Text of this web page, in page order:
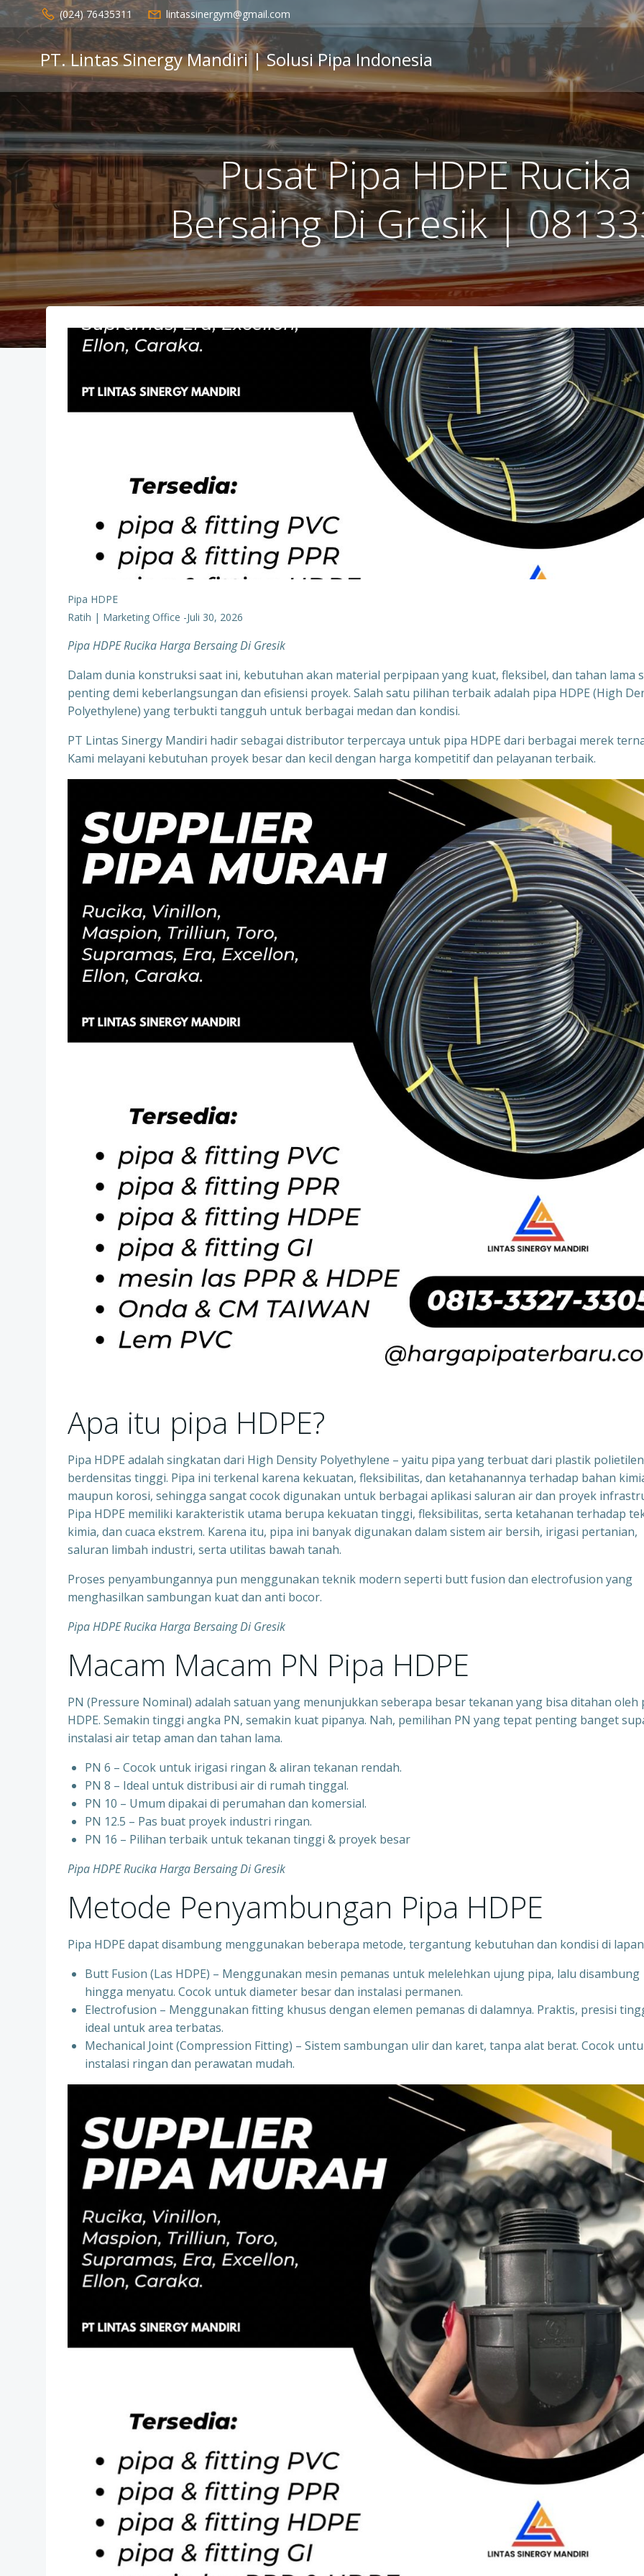
Skip
to
content
(024) 76435311 lintassinergym@gmail.com
PT. Lintas Sinergy Mandiri | Solusi Pipa Indonesia
Pusat Pipa HDPE
Bersaing Di Gresik |
Pipa HDPE
Ratih | Marketing Office -Juli 30, 2026
Pipa HDPE Rucika Harga Bersaing Di Gresik
Dalam dunia konstruksi saat ini, kebutuhan akan material perpipaan yang kuat, fleksibel, dan tahan lama
penting demi keberlangsungan dan efisiensi proyek. Salah satu pilihan terbaik adalah pipa HDPE (High
Polyethylene) yang terbukti tangguh untuk berbagai medan dan kondisi.
PT Lintas Sinergy Mandiri hadir sebagai distributor terpercaya untuk pipa HDPE dari berbagai merek
Kami melayani kebutuhan proyek besar dan kecil dengan harga kompetitif dan pelayanan terbaik.
Apa itu pipa HDPE?
Pipa HDPE adalah singkatan dari High Density Polyethylene – yaitu pipa yang terbuat dari plastik
berdensitas tinggi. Pipa ini terkenal karena kekuatan, fleksibilitas, dan ketahanannya terhadap bahan
maupun korosi, sehingga sangat cocok digunakan untuk berbagai aplikasi saluran air dan proyek
Pipa HDPE memiliki karakteristik utama berupa kekuatan tinggi, fleksibilitas, serta ketahanan terhadap
kimia, dan cuaca ekstrem. Karena itu, pipa ini banyak digunakan dalam sistem air bersih, irigasi pertanian,
saluran limbah industri, serta utilitas bawah tanah.
Proses penyambungannya pun menggunakan teknik modern seperti butt fusion dan electrofusion yang
menghasilkan sambungan kuat dan anti bocor.
Pipa HDPE Rucika Harga Bersaing Di Gresik
Macam Macam PN Pipa HDPE
PN (Pressure Nominal) adalah satuan yang menunjukkan seberapa besar tekanan yang bisa ditahan oleh
HDPE. Semakin tinggi angka PN, semakin kuat pipanya. Nah, pemilihan PN yang tepat penting banget
instalasi air tetap aman dan tahan lama.
PN 6 – Cocok untuk irigasi ringan & aliran tekanan rendah.
PN 8 – Ideal untuk distribusi air di rumah tinggal.
PN 10 – Umum dipakai di perumahan dan komersial.
PN 12.5 – Pas buat proyek industri ringan.
PN 16 – Pilihan terbaik untuk tekanan tinggi & proyek besar
Pipa HDPE Rucika Harga Bersaing Di Gresik
Metode Penyambungan Pipa HDPE
Pipa HDPE dapat disambung menggunakan beberapa metode, tergantung kebutuhan dan kondisi di
Butt Fusion (Las HDPE) – Menggunakan mesin pemanas untuk melelehkan ujung pipa, lalu disambung
hingga menyatu. Cocok untuk diameter besar dan instalasi permanen.
Electrofusion – Menggunakan fitting khusus dengan elemen pemanas di dalamnya. Praktis, presisi
ideal untuk area terbatas.
Mechanical Joint (Compression Fitting) – Sistem sambungan ulir dan karet, tanpa alat berat. Cocok
instalasi ringan dan perawatan mudah.